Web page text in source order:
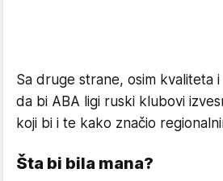
Sa druge strane, osim kvaliteta
da bi ABA ligi ruski klubovi
koji bi i te kako značio
Šta bi bila mana?